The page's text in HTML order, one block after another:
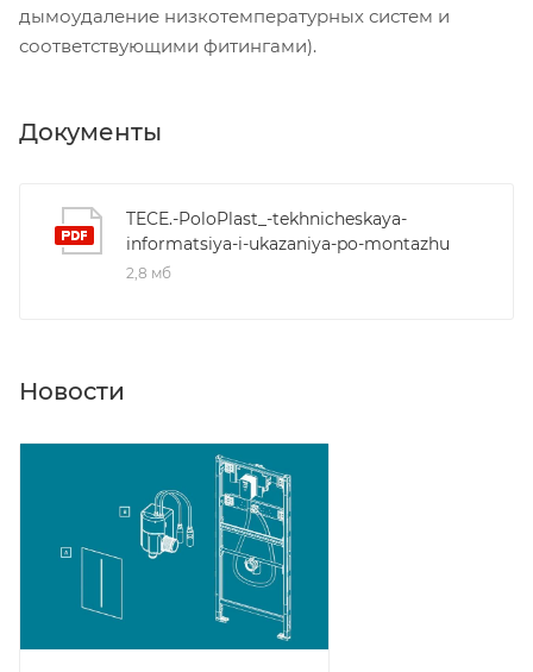
дымоудаление низкотемпературных систем и
соответствующими фитингами).
Документы
TECE.-PoloPlast_-tekhnicheskaya-
informatsiya-i-ukazaniya-po-montazhu
2,8 мб
Новости